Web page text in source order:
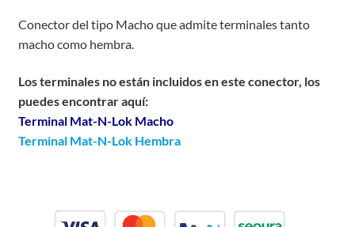
Conector del tipo Macho que admite terminales tanto
macho como hembra.
Los terminales no están incluidos en este conector, los
puedes encontrar aquí:
Terminal Mat-N-Lok Macho
Terminal Mat-N-Lok Hembra